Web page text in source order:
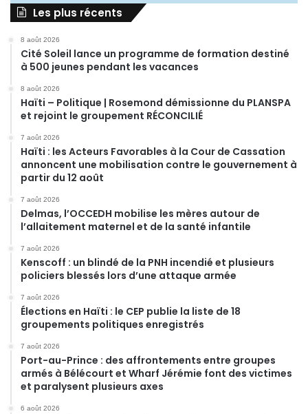
Les plus récents
8 août 2026
Cité Soleil lance un programme de formation destiné
à 500 jeunes pendant les vacances
8 août 2026
Haïti – Politique | Rosemond démissionne du PLANSPA
et rejoint le groupement RÉCONCILIÉ
7 août 2026
Haïti : les Acteurs Favorables à la Cour de Cassation
annoncent une mobilisation contre le gouvernement à
partir du 12 août
7 août 2026
Delmas, l’OCCEDH mobilise les mères autour de
l’allaitement maternel et de la santé infantile
7 août 2026
Kenscoff : un blindé de la PNH incendié et plusieurs
policiers blessés lors d’une attaque armée
7 août 2026
Élections en Haïti : le CEP publie la liste de 18
groupements politiques enregistrés
7 août 2026
Port-au-Prince : des affrontements entre groupes
armés à Bélécourt et Wharf Jérémie font des victimes
et paralysent plusieurs axes
6 août 2026